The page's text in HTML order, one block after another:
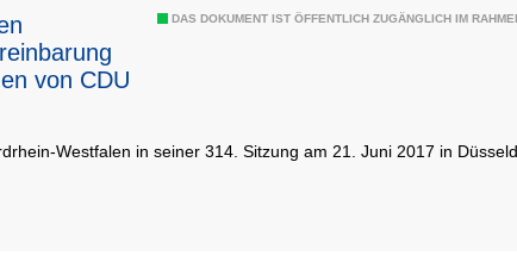
DAS DOKUMENT IST ÖFFENTLICH ZUGÄNGLICH IM
von CDU
Westfalen in seiner 314. Sitzung am 21. Juni 2017 in